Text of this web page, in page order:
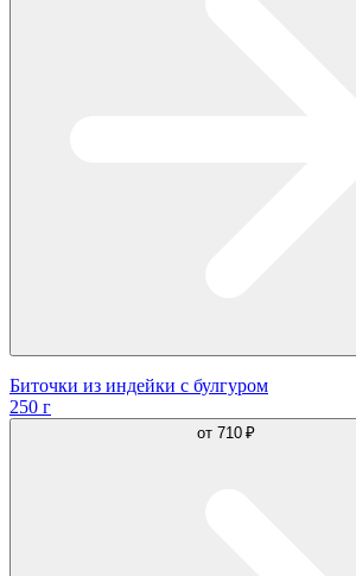
Биточки из индейки с булгуром
250 г
от 710 ₽